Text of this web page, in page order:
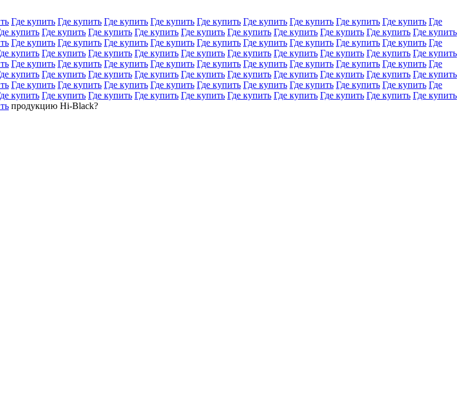
Где купить Где купить Где купить Где купить Где купить Где купить Где купить Где купить Где купить Где
купить Где купить Где купить Где купить Где купить Где купить Где купить Где купить Где купить Где купить
Где купить Где купить Где купить Где купить Где купить Где купить Где купить Где купить Где купить Где
купить Где купить Где купить Где купить Где купить Где купить Где купить Где купить Где купить Где купить
Где купить Где купить Где купить Где купить Где купить Где купить Где купить Где купить Где купить Где
купить Где купить Где купить Где купить Где купить Где купить Где купить Где купить Где купить Где купить
Где купить Где купить Где купить Где купить Где купить Где купить Где купить Где купить Где купить Где
купить Где купить Где купить Где купить Где купить Где купить Где купить Где купить Где купить Где купить
продукцию Hi-Black?